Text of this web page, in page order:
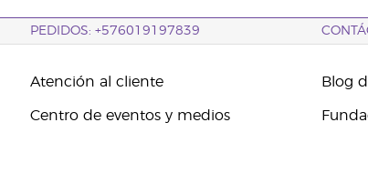
PEDIDOS: +576019197839
Atención al cliente
Centro de eventos y medios
Blog